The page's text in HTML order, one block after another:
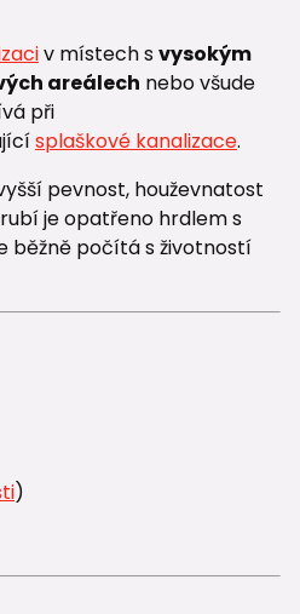
v místech svysokým
areálech nebo všude
při
splaškové kanalizace.
pevnost, houževnatost
je opatřeno hrdlem s
běžně počítá s životností
)